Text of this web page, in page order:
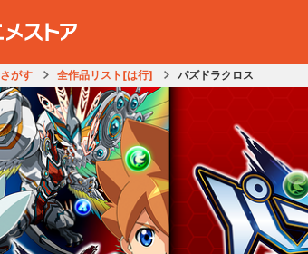
さがす 全作品リスト[は行] パズドラクロス